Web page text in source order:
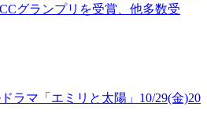
グランプリを受賞、他多数受
ラマ「エミリと太陽」10/29(金)20